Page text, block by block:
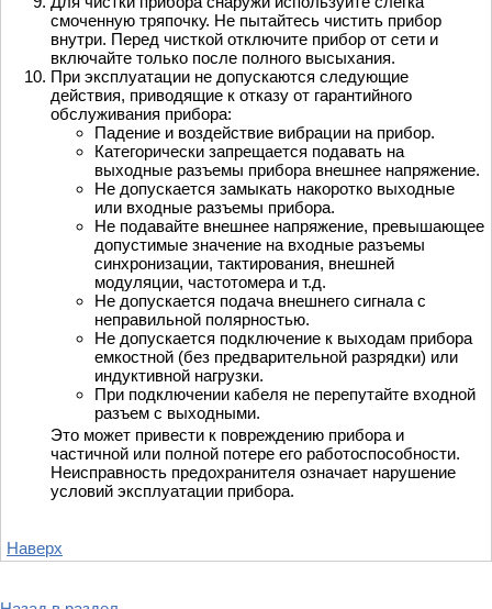
смоченную тряпочку. Не пытайтесь чистить прибор
внутри. Перед чисткой отключите прибор от сети и
включайте только после полного высыхания.
При эксплуатации не допускаются следующие
действия, приводящие к отказу от гарантийного
обслуживания прибора:
Падение и воздействие вибрации на прибор.
Категорически запрещается подавать на
выходные разъемы прибора внешнее напряжение.
Не допускается замыкать накоротко выходные
или входные разъемы прибора.
Не подавайте внешнее напряжение, превышающее
допустимые значение на входные разъемы
синхронизации, тактирования, внешней
модуляции, частотомера и т.д.
Не допускается подача внешнего сигнала с
неправильной полярностью.
Не допускается подключение к выходам прибора
емкостной (без предварительной разрядки) или
индуктивной нагрузки.
При подключении кабеля не перепутайте входной
разъем с выходными.
Это может привести к повреждению прибора и
частичной или полной потере его работоспособности.
Неисправность предохранителя означает нарушение
условий эксплуатации прибора.
Наверх